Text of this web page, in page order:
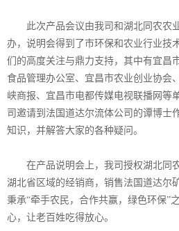
此次产品会议由我司和湖北同农农
办，说明会得到了市环保和农业行业技
们的高度关注与鼎力支持，其中有宜昌
食品管理办公室、宜昌市农业创业协会
峡商报、宜昌市电都传媒电视联播网等
司邀请到法国道达尔流体公司的谭博士
知识，并解答大家的各种疑问。
在产品说明会上，我司授权湖北同
湖北省区域的经销商，销售法国道达尔
秉承“牵手农民，合作共赢，绿色环保”
心，让老百姓吃得放心。